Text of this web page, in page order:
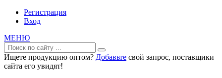
Регистрация
Вход
МЕНЮ
Ищете продукцию оптом? Добавьте свой запрос, поставщики
сайта его увидят!